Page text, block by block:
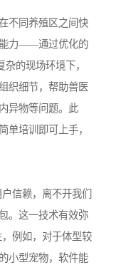
不同养殖区之间快
能力——通过优化的
的现场环境下，
织细节，帮助兽医
异物等问题。此
单培训即可上手，
信赖，离不开我们
。这一技术有效弥
例如，对于体型较
小型宠物，软件能